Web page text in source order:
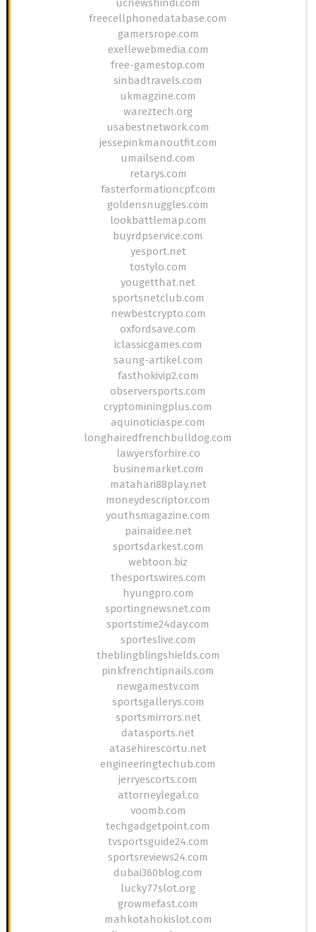
ucnewshindi.com
freecellphonedatabase.com
gamersrope.com
exellewebmedia.com
free-gamestop.com
sinbadtravels.com
ukmagzine.com
wareztech.org
usabestnetwork.com
jessepinkmanoutfit.com
umailsend.com
retarys.com
fasterformationcpf.com
goldensnuggles.com
lookbattlemap.com
buyrdpservice.com
yesport.net
tostylo.com
yougetthat.net
sportsnetclub.com
newbestcrypto.com
oxfordsave.com
iclassicgames.com
saung-artikel.com
fasthokivip2.com
observersports.com
cryptominingplus.com
aquinoticiaspe.com
longhairedfrenchbulldog.com
lawyersforhire.co
businemarket.com
matahari88play.net
moneydescriptor.com
youthsmagazine.com
painaidee.net
sportsdarkest.com
webtoon.biz
thesportswires.com
hyungpro.com
sportingnewsnet.com
sportstime24day.com
sporteslive.com
theblingblingshields.com
pinkfrenchtipnails.com
newgamestv.com
sportsgallerys.com
sportsmirrors.net
datasports.net
atasehirescortu.net
engineeringtechub.com
jerryescorts.com
attorneylegal.co
voomb.com
techgadgetpoint.com
tvsportsguide24.com
sportsreviews24.com
dubai360blog.com
lucky77slot.org
growmefast.com
mahkotahokislot.com